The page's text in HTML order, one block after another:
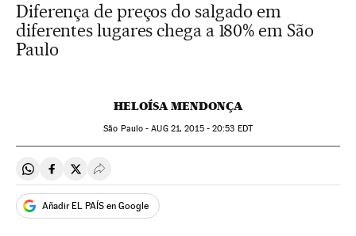
Diferença de preços do salgado em
diferentes lugares chega a 180% em São
Paulo
HELOÍSA MENDONÇA
São Paulo -AUG21, 2015 - 20:53 EDT
Compartir en Whatsapp
Compartir en Facebook
Compartir en Twitter
Desplegar Redes Sociales
Añadir EL PAÍS en Google